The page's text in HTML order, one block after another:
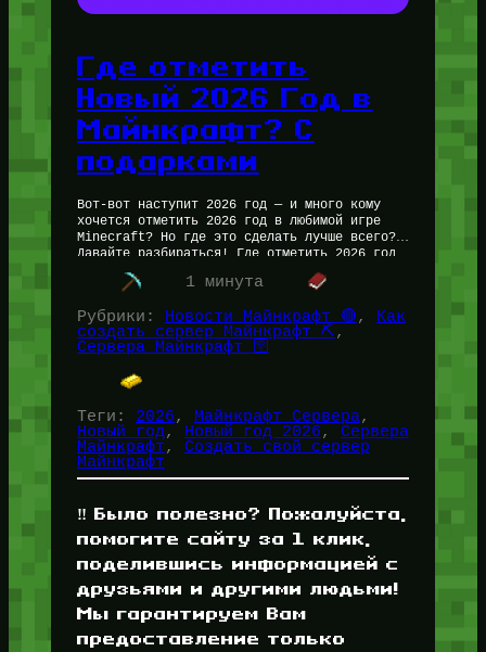
Где отметить
Новый 2026 Год в
Майнкрафт? С
подарками
Вот-вот наступит 2026 год — и много кому
хочется отметить 2026 год в любимой игре
Minecraft? Но где это сделать лучше всего?
Давайте разбираться! Где отметить 2026 год
в Майнкрафт:…
1 минута
Рубрики: Новости Майнкрафт 🔴, Как
создать сервер Майнкрафт ⛏️
Сервера Майнкрафт 🛜
Теги: 2026, Майнкрафт Сервера
Новый год, Новый год 2026, Сервера
Майнкрафт, Создать свой сервер
Майнкрафт
‼️ Было полезно? Пожалуйста,
помогите сайту за 1 клик,
поделившись информацией с
друзьями и другими людьми!
Мы гарантируем Вам
предоставление только